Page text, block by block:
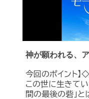
神が願われる、
今回のポイント】
この世に生きてい
間の最後の砦」